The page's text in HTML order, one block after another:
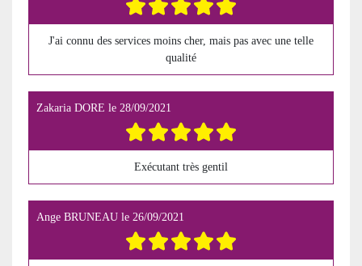
J'ai connu des services moins cher, mais pas avec une telle
qualité
Zakaria DORE le 28/09/2021
Exécutant très gentil
Ange BRUNEAU le 26/09/2021